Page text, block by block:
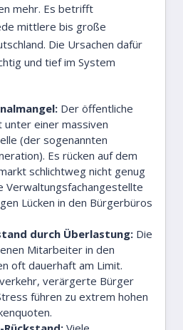
mehr. Es betrifft
mittlere bis große
Die Ursachen dafür
und tief im System
Der öffentliche
unter einer massiven
(der sogenannten
Es rücken auf dem
schlichtweg nicht genug
Verwaltungsfachangestellte
Lücken in den Bürgerbüros
durch Überlastung: Die
Mitarbeiter in den
oft dauerhaft am Limit.
verärgerte Bürger
führen zu extrem hohen